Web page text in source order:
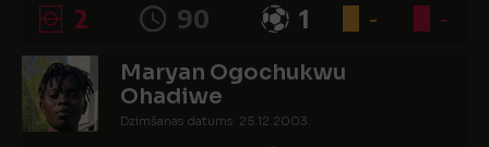
2 90 1 - -
Maryan Ogochukwu
Ohadiwe
Dzimšanas datums: 25.12.2003.